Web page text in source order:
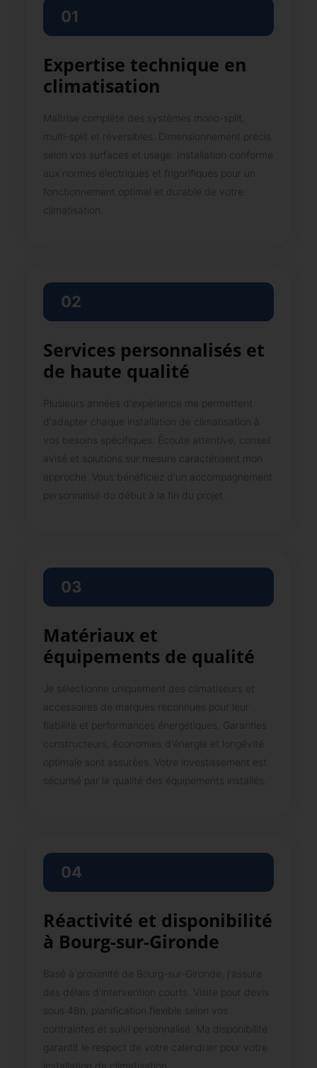
01
Expertise technique en
climatisation
Maîtrise complète des systèmes mono-split,
multi-split et réversibles. Dimensionnement précis
selon vos surfaces et usage. Installation conforme
aux normes électriques et frigorifiques pour un
fonctionnement optimal et durable de votre
climatisation.
02
Services personnalisés et
de haute qualité
Plusieurs années d'expérience me permettent
d'adapter chaque installation de climatisation à
vos besoins spécifiques. Écoute attentive, conseil
avisé et solutions sur mesure caractérisent mon
approche. Vous bénéficiez d'un accompagnement
personnalisé du début à la fin du projet.
03
Matériaux et
équipements de qualité
Je sélectionne uniquement des climatiseurs et
accessoires de marques reconnues pour leur
fiabilité et performances énergétiques. Garanties
constructeurs, économies d'énergie et longévité
optimale sont assurées. Votre investissement est
sécurisé par la qualité des équipements installés.
04
Réactivité et disponibilité
à Bourg-sur-Gironde
Basé à proximité de Bourg-sur-Gironde, j'assure
des délais d'intervention courts. Visite pour devis
sous 48h, planification flexible selon vos
contraintes et suivi personnalisé. Ma disponibilité
garantit le respect de votre calendrier pour votre
installation de climatisation.